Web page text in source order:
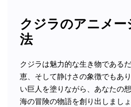
クジラのアニメー
法
クジラは魅力的な生き物である
恵、そして静けさの象徴でもあ
い巨人を塗りながら、あなたの
海の冒険の物語を創り出しましょ